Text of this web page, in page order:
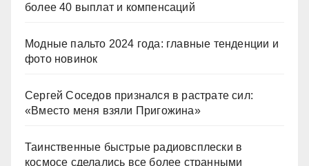
более 40 выплат и компенсаций
Модные пальто 2024 года: главные тенденции и
фото новинок
Сергей Соседов признался в растрате сил:
«Вместо меня взяли Пригожина»
Таинственные быстрые радиовсплески в
космосе сделались все более странными